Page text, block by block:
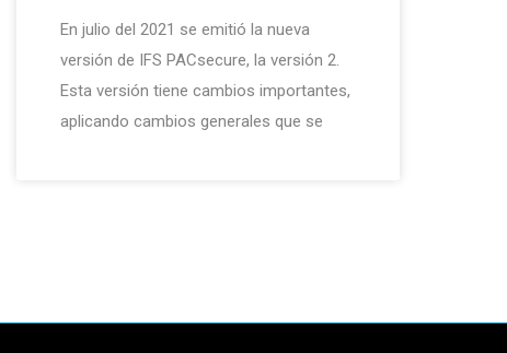
En julio del 2021 se emitió la nueva
versión de IFS PACsecure, la versión 2.
Esta versión tiene cambios importantes,
aplicando cambios generales que se